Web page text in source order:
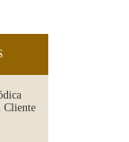
Cliente